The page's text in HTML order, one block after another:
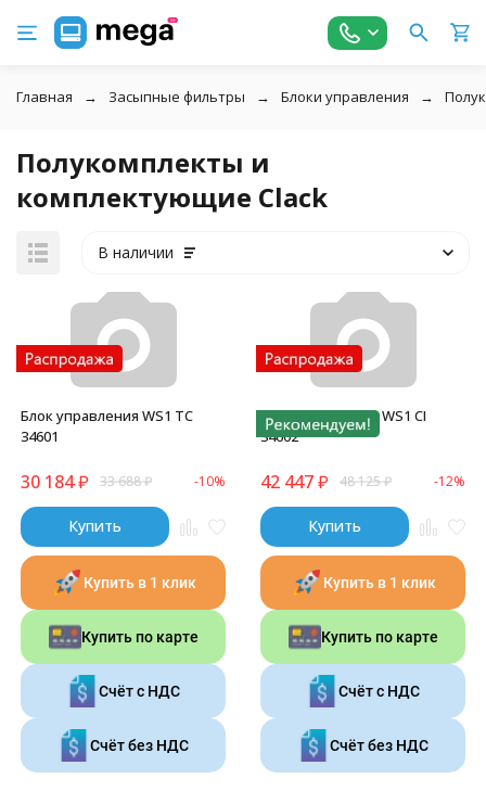
Главная Засыпные фильтры Блоки управления
Полукомплекты и
комплектующие Clack
В наличии
Блок управления WS1 TC
34601
30 184₽ 33 688₽ -10%
Купить
Купить в 1 клик
Купить по карте
Счёт с НДС
Счёт без НДС
Блок управления WS1 CI
34602
42 447₽ 48 125₽ -12%
Купить
Купить в 1 клик
Купить по карте
Счёт с НДС
Счёт без НДС